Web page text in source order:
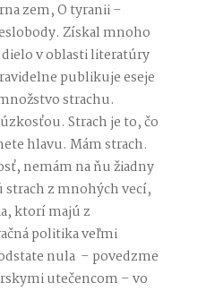
zem, O tyranii –
Získal mnoho
dielo v oblasti literatúry
publikuje eseje
strachu.
Strach je to, čo
hlavu. Mám strach.
nemám na ňu žiadny
strach z mnohých vecí,
ktorí majú z
politika veľmi
nula – povedzme
utečencom – vo